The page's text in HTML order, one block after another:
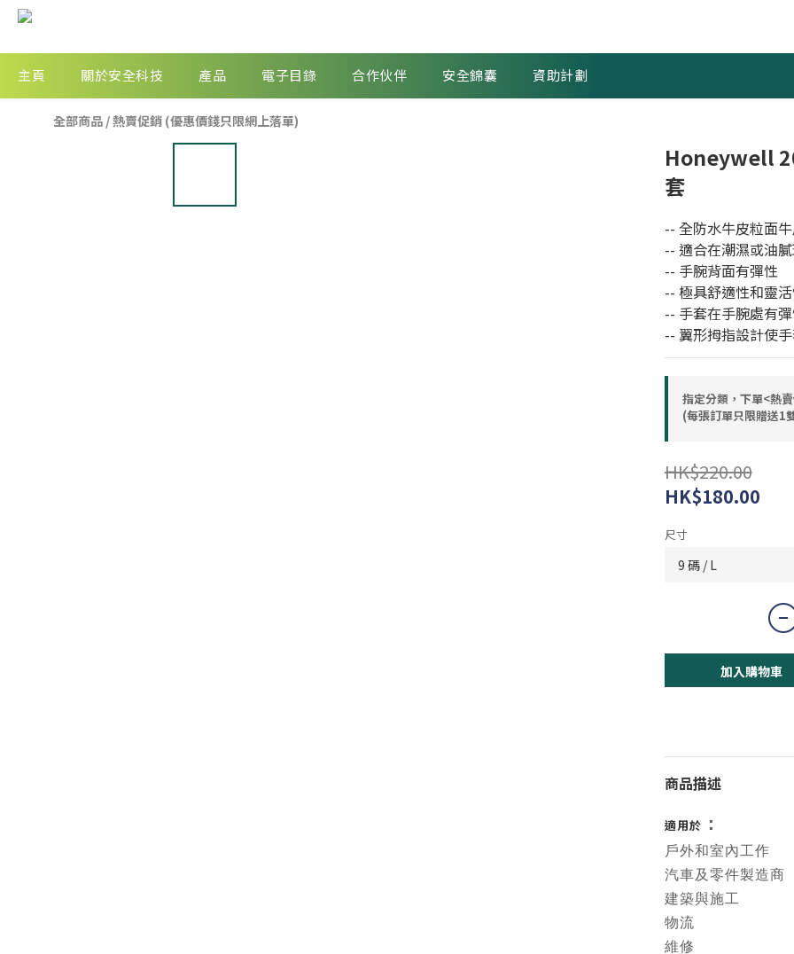
主頁 關於安全科技 產品 電子目錄 合作伙伴 安全錦囊 資助計劃
全部商品 /熱賣促銷 (優惠價錢只限網上落單)
Honeywell
套
-- 全防水牛皮粒面
-- 適合在潮濕或油
-- 手腕背面有彈性
-- 極具舒適性和靈
-- 手套在手腕處有
-- 翼形拇指設計使
指定分類，下單<熱
(每張訂單只限贈送1
HK$220.00
HK$180.00
尺寸
加入購物車
商品描述
適用於 ：
戶外和室內工作
汽車及零件製造商
建築與施工
物流
維修